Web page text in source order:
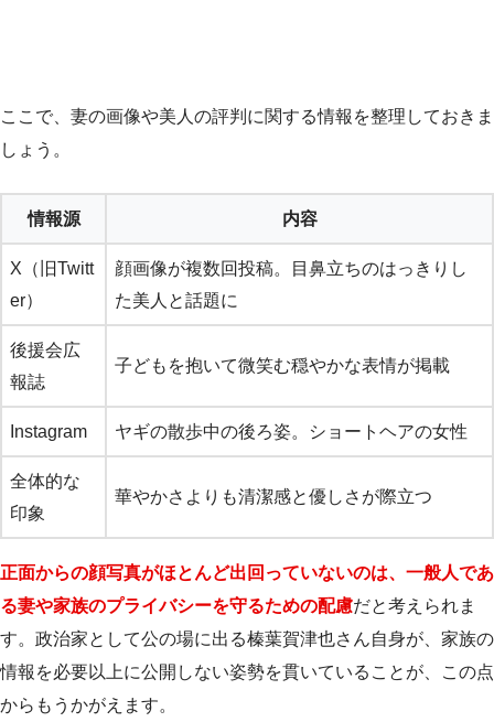
ここで、妻の画像や美人の評判に関する情報を整理しておきま
しょう。
情報源 内容
X（旧Twitt
er）
顔画像が複数回投稿。目鼻立ちのはっきりし
た美人と話題に
後援会広
報誌
子どもを抱いて微笑む穏やかな表情が掲載
Instagram ヤギの散歩中の後ろ姿。ショートヘアの女性
全体的な
印象
華やかさよりも清潔感と優しさが際立つ
正面からの顔写真がほとんど出回っていないのは、一般人であ
る妻や家族のプライバシーを守るための配慮だと考えられま
す。政治家として公の場に出る榛葉賀津也さん自身が、家族の
情報を必要以上に公開しない姿勢を貫いていることが、この点
からもうかがえます。